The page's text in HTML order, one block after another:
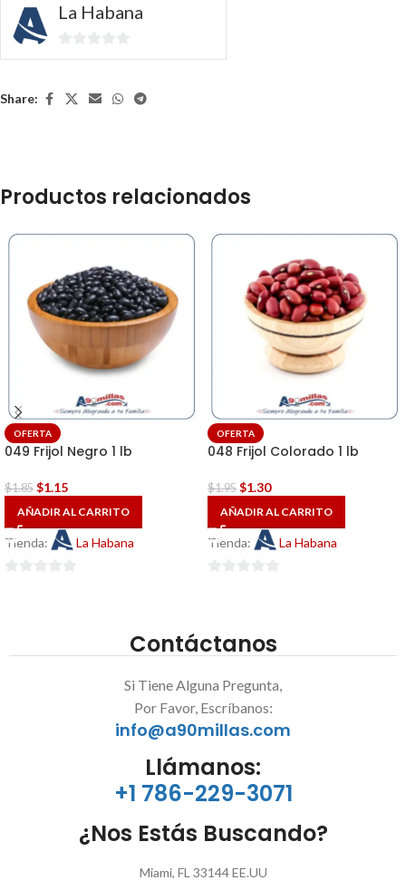
La Habana
0
Share:
Productos relacionados
OFERTA
049 Frijol Negro 1 lb
$1.85 $1.15
AÑADIR AL CARRITO
Tienda: La Habana
OFERTA
048 Frijol Colorado 1 lb
$1.95 $1.30
AÑADIR AL CARRITO
Tienda: La Habana
Contáctanos
Si Tiene Alguna Pregunta,
Por Favor, Escríbanos:
info@a90millas.com
Llámanos:
+1 786-229-3071
¿Nos Estás Buscando?
Miami, FL 33144 EE.UU